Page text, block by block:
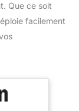
Que ce soit
facilement